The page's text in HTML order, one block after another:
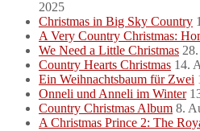
2025
Christmas in Big Sky Country
A Very Country Christmas:
We Need a Little Christmas
Country Hearts Christmas 14.
Ein Weihnachtsbaum für Zwei
Onneli und Anneli im Winter
Country Christmas Album 8.
A Christmas Prince 2: The